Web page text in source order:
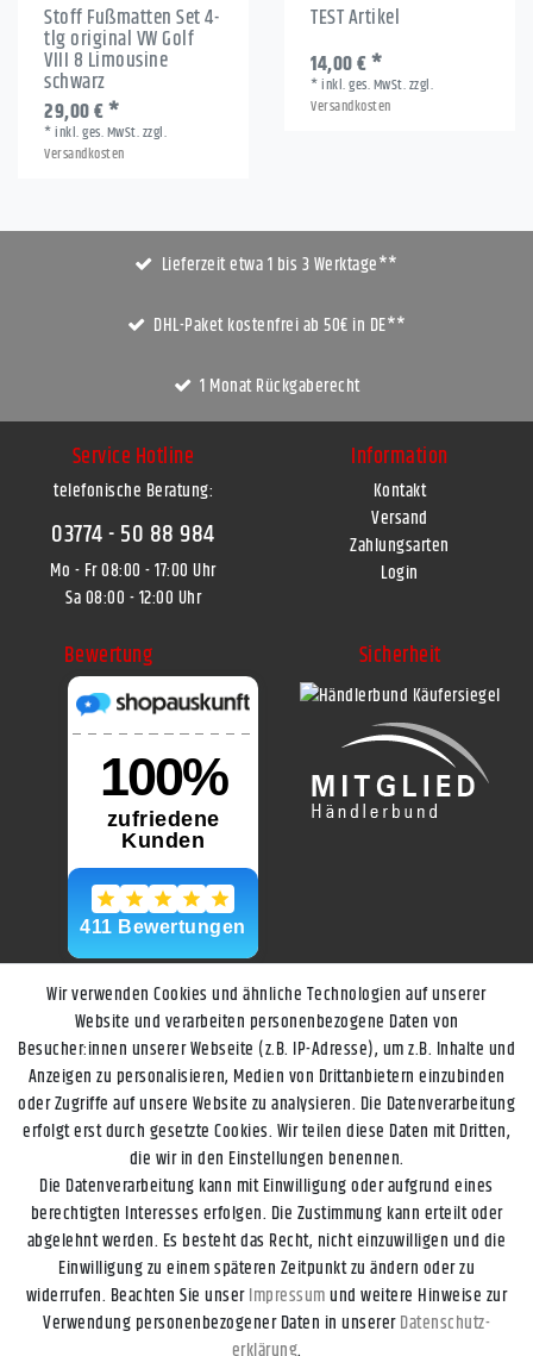
Stoff Fußmatten Set 4-
tlg original VW Golf
VIII 8 Limousine
schwarz
29,00 € *
*inkl. ges. MwSt.zzgl.
Versandkosten
TEST Artikel
14,00 € *
*inkl. ges. MwSt.zzgl.
Versandkosten
Lieferzeit etwa 1 bis 3 Werktage**
DHL-Paket kostenfrei ab 50€ in DE**
1 Monat Rückgaberecht
Service Hotline
telefonische Beratung:
03774 - 50 88 984
Mo - Fr 08:00 - 17:00 Uhr
Sa 08:00 - 12:00 Uhr
Information
Kontakt
Versand
Zahlungsarten
Login
Bewertung Sicherheit
Impressum Daten­schutz­erklärung AGB Widerrufs­recht
Wir verwenden Cookies und ähnliche Technologien auf unserer
Website und verarbeiten personenbezogene Daten von
Besucher:innen unserer Webseite (z.B. IP-Adresse), um z.B. Inhalte und
Anzeigen zu personalisieren, Medien von Drittanbietern einzubinden
oder Zugriffe auf unsere Website zu analysieren. Die Datenverarbeitung
erfolgt erst durch gesetzte Cookies. Wir teilen diese Daten mit Dritten,
die wir in den Einstellungen benennen.
Die Datenverarbeitung kann mit Einwilligung oder aufgrund eines
berechtigten Interesses erfolgen. Die Zustimmung kann erteilt oder
abgelehnt werden. Es besteht das Recht, nicht einzuwilligen und die
Einwilligung zu einem späteren Zeitpunkt zu ändern oder zu
widerrufen. Beachten Sie unserImpressumund weitere Hinweise zur
Verwendung personenbezogener Daten in unsererDaten­schutz­